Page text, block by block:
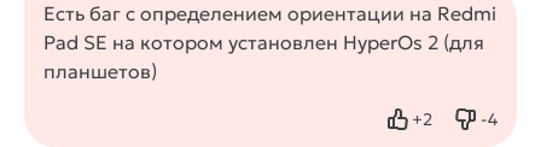
Есть баг с определением ориентации на Redmi
Pad SE на котором установлен HyperOs 2 (для
планшетов)
+2
Нравится -4
Не